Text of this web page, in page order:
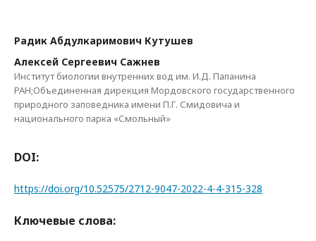
Радик Абдулкаримович Кутушев
Алексей Сергеевич Сажнев
Институт биологии внутренних вод им. И.Д. Папанина
РАН;Объединенная дирекция Мордовского государственного
природного заповедника имени П.Г. Смидовича и
национального парка «Смольный»
DOI:
https://doi.org/10.52575/2712-9047-2022-4-4-315-328
Ключевые слова: